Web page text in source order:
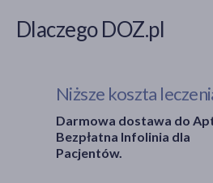
Dlaczego DOZ.pl
Niższe koszta
Darmowa dostawa do
Bezpłatna Infolinia dla
Pacjentów.